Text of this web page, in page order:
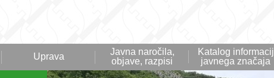
Uprava
Javna naročila,
objave, razpisi
Katalog informacij
javnega značaja